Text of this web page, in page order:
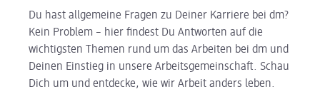
Du hast allgemeine Fragen zu Deiner Karriere bei dm?
Kein Problem – hier findest Du Antworten auf die
wichtigsten Themen rund um das Arbeiten bei dm und
Deinen Einstieg in unsere Arbeitsgemeinschaft. Schau
Dich um und entdecke, wie wir Arbeit anders leben.